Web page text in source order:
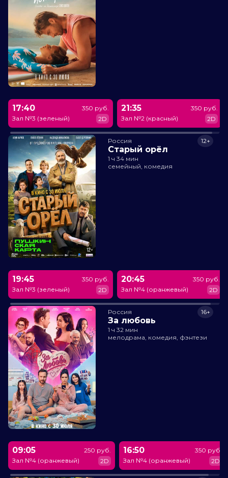
17:40
Зал №3 (зеленый)
350 руб.
2D
21:35
Зал №2 (красный)
350 руб.
2D
Россия
Старый орёл
12+
1 ч 34 мин
семейный, комедия
19:45
Зал №3 (зеленый)
350 руб.
2D
20:45
Зал №4 (оранжевый)
350 руб.
2D
Россия
За любовь
16+
1 ч 32 мин
мелодрама, комедия, фэнтези
09:05
Зал №4 (оранжевый)
250 руб.
2D
16:50
Зал №4 (оранжевый)
350 руб.
2D